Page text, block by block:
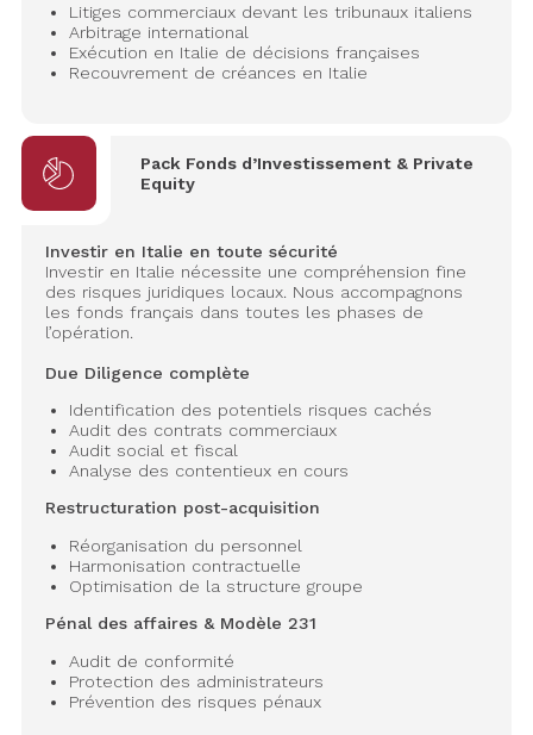
Litiges commerciaux devant les tribunaux italiens
Arbitrage international
Exécution en Italie de décisions françaises
Recouvrement de créances en Italie
Pack Fonds d’Investissement & Private
Equity
Investir en Italie en toute sécurité
Investir en Italie nécessite une compréhension fine
des risques juridiques locaux. Nous accompagnons
les fonds français dans toutes les phases de
l’opération.
Due Diligence complète
Identification des potentiels risques cachés
Audit des contrats commerciaux
Audit social et fiscal
Analyse des contentieux en cours
Restructuration post-acquisition
Réorganisation du personnel
Harmonisation contractuelle
Optimisation de la structure groupe
Pénal des affaires & Modèle 231
Audit de conformité
Protection des administrateurs
Prévention des risques pénaux